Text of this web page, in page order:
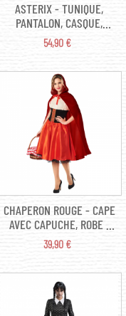
ASTERIX - TUNIQUE,
PANTALON, CASQUE,
CEINTURE,
SURCHAUSSURE,
PRIX
54,90 €
CHAPERON ROUGE - CAPE
AVEC CAPUCHE, ROBE (
M/L )
PRIX
39,90 €